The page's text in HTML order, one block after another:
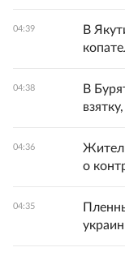
04:39
В
04:38
В
04:36
о
04:35